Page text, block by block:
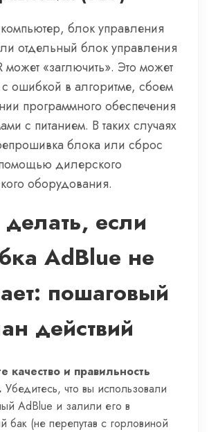
блок управления
отдельный блок управления
может «заглючить». Это может
с ошибкой в алгоритме, сбоем
программного обеспечения
с питанием. В таких случаях
блока или сброс
дилерского
оборудования.
делать, если
AdBlue не
пошаговый
действий
качество и правильность
Убедитесь, что вы использовали
AdBlue и залили его в
бак (не перепутав с горловиной